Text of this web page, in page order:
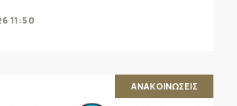
11:50
ΑΝΑΚΟΙΝΩΣΕΙΣ